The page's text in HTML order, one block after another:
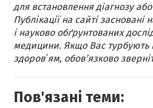
для встановлення діагнозу
Публікації на сайті засновані
і науково обґрунтованих
медицини. Якщо Вас турбують
здоровʼям, обов’язково
Пов'язані теми: